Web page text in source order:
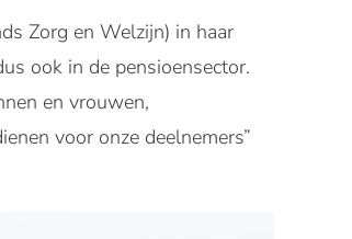
Zorg en Welzijn) in haar
ook in de pensioensector.
en vrouwen,
voor onze deelnemers”